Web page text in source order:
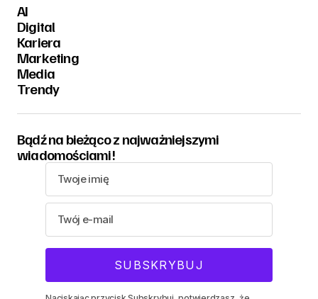
AI
Digital
Kariera
Marketing
Media
Trendy
Bądź na bieżąco z najważniejszymi
wiadomościami!